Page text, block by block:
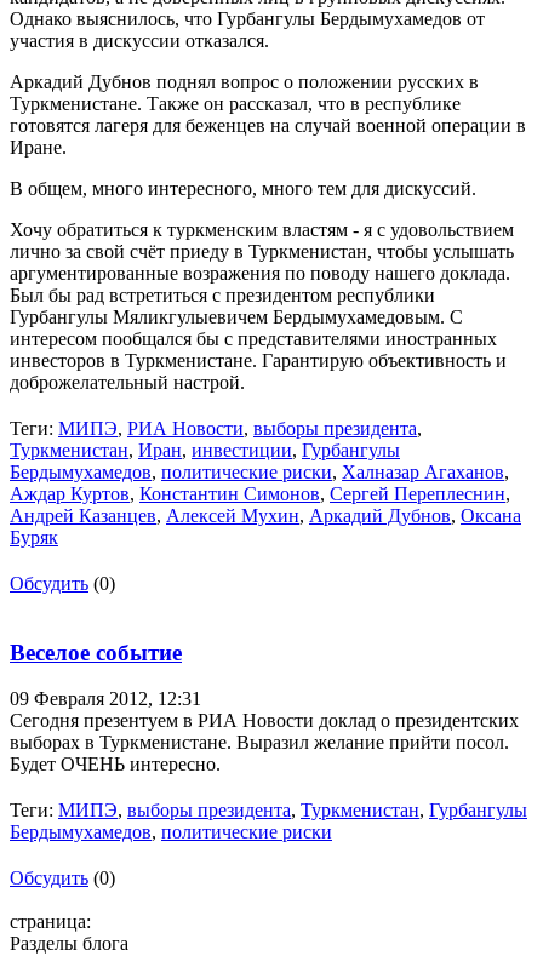
Однако выяснилось, что Гурбангулы Бердымухамедов от
участия в дискуссии отказался.
Аркадий Дубнов поднял вопрос о положении русских в
Туркменистане. Также он рассказал, что в республике
готовятся лагеря для беженцев на случай военной операции в
Иране.
В общем, много интересного, много тем для дискуссий.
Хочу обратиться к туркменским властям - я с удовольствием
лично за свой счёт приеду в Туркменистан, чтобы услышать
аргументированные возражения по поводу нашего доклада.
Был бы рад встретиться с президентом республики
Гурбангулы Мяликгулыевичем Бердымухамедовым. С
интересом пообщался бы с представителями иностранных
инвесторов в Туркменистане. Гарантирую объективность и
доброжелательный настрой.
Теги: МИПЭ, РИА Новости, выборы президента,
Туркменистан, Иран, инвестиции, Гурбангулы
Бердымухамедов, политические риски, Халназар Агаханов,
Аждар Куртов, Константин Симонов, Сергей Переплеснин,
Андрей Казанцев, Алексей Мухин, Аркадий Дубнов, Оксана
Буряк
Обсудить (0)
Веселое событие
09 Февраля 2012, 12:31
Сегодня презентуем в РИА Новости доклад о президентских
выборах в Туркменистане. Выразил желание прийти посол.
Будет ОЧЕНЬ интересно.
Теги: МИПЭ, выборы президента, Туркменистан, Гурбангулы
Бердымухамедов, политические риски
Обсудить (0)
страница:
Разделы блога